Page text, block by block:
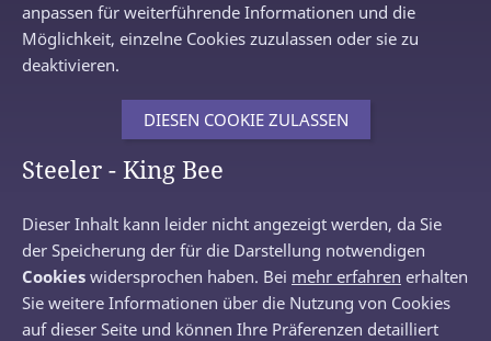
anpassen für weiterführende Informationen und die
Möglichkeit, einzelne Cookies zuzulassen oder sie zu
deaktivieren.
DIESEN COOKIE ZULASSEN
Steeler - King Bee
Dieser Inhalt kann leider nicht angezeigt werden, da Sie
der Speicherung der für die Darstellung notwendigen
Cookies widersprochen haben. Bei mehr erfahren erhalten
Sie weitere Informationen über die Nutzung von Cookies
auf dieser Seite und können Ihre Präferenzen detailliert